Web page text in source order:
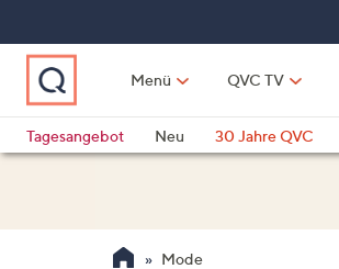
springen
Menü QVC TV
Tagesangebot
Neu 30 Jahre QVC
Mode